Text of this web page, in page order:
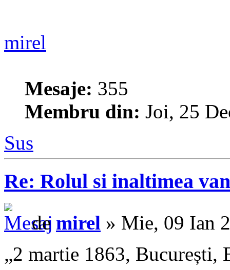
mirel
Mesaje: 355
Membru din: Joi, 25
Sus
Re: Rolul si inaltimea
de mirel » Mie, 09 Ian
„2 martie 1863,